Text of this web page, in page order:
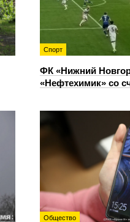
Спорт
ФК «Нижний
«Нефтехимик» со
Общество